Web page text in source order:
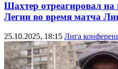
Шахтер отреагировал
Легии во время матча
25.10.2025, 18:15 Лига